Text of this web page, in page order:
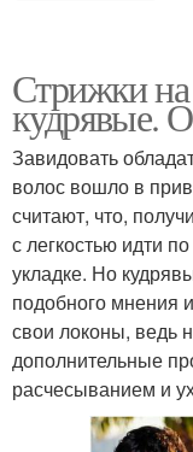
Стрижки
кудрявые.
Завидовать
волос вошло в
считают, что,
с легкостью идти
укладке. Но
подобного мнения
свои локоны, ведь
дополнительные
расчесыванием и